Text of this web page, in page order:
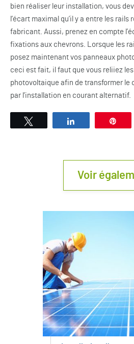
bien réaliser leur installation, vous
l’écart maximal qu’il y a entre les rails
fabricant. Aussi, prenez en compte
fixations aux chevrons. Lorsque les
posez maintenant vos panneaux
ceci est fait, il faut que vous reliiez les
photovoltaique afin de transformer le
par l’installation en courant alternatif.
Voir